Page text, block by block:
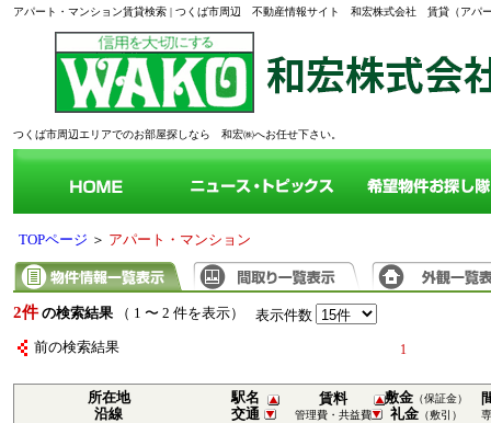
アパート・マンション賃貸検索 | つくば市周辺 不動産情報サイト 和宏株式会社 賃貸（アパ
つくば市周辺エリアでのお部屋探しなら 和宏㈱へお任せ下さい。
TOPページ ＞ アパート・マンション
2件 の検索結果 （ 1 〜 2 件を表示） 表示件数
前の検索結果 1
所在地
沿線
駅名
交通
賃料
管理費・共益費
敷金 （保証金）
礼金 （敷引）